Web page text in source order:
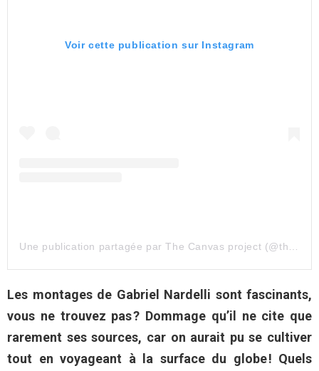
Voir cette publication sur Instagram
Les montages de Gabriel Nardelli sont fascinants,
vous ne trouvez pas ? Dommage qu’il ne cite que
rarement ses sources, car on aurait pu se cultiver
tout en voyageant à la surface du globe ! Quels